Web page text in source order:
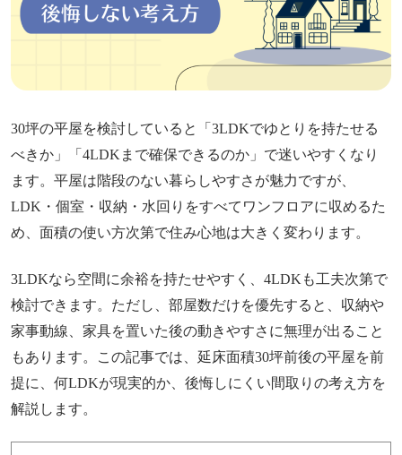
30坪の平屋を検討していると「3LDKでゆとりを持たせる
べきか」「4LDKまで確保できるのか」で迷いやすくなり
ます。平屋は階段のない暮らしやすさが魅力ですが、
LDK・個室・収納・水回りをすべてワンフロアに収めるた
め、面積の使い方次第で住み心地は大きく変わります。
3LDKなら空間に余裕を持たせやすく、4LDKも工夫次第で
検討できます。ただし、部屋数だけを優先すると、収納や
家事動線、家具を置いた後の動きやすさに無理が出ること
もあります。この記事では、延床面積30坪前後の平屋を前
提に、何LDKが現実的か、後悔しにくい間取りの考え方を
解説します。